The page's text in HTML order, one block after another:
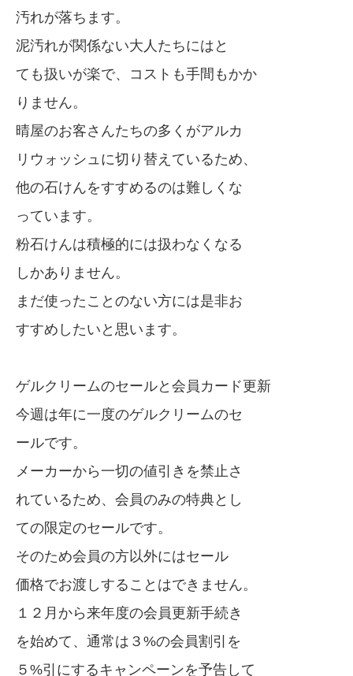
汚れが落ちます。
泥汚れが関係ない大人たちにはと
ても扱いが楽で、コストも手間もかか
りません。
晴屋のお客さんたちの多くがアルカ
リウォッシュに切り替えているため、
他の石けんをすすめるのは難しくな
っています。
粉石けんは積極的には扱わなくなる
しかありません。
まだ使ったことのない方には是非お
すすめしたいと思います。
ゲルクリームのセールと会員カード更新
今週は年に一度のゲルクリームのセ
ールです。
メーカーから一切の値引きを禁止さ
れているため、会員のみの特典とし
ての限定のセールです。
そのため会員の方以外にはセール
価格でお渡しすることはできません。
１２月から来年度の会員更新手続き
を始めて、通常は３%の会員割引を
５%引にするキャンペーンを予告して